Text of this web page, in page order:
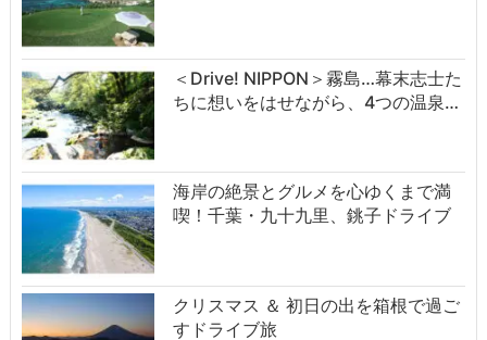
＜Drive! NIPPON＞霧島…幕末志士た
ちに想いをはせながら、4つの温泉…
海岸の絶景とグルメを心ゆくまで満
喫！千葉・九十九里、銚子ドライブ
クリスマス ＆ 初日の出を箱根で過ご
すドライブ旅